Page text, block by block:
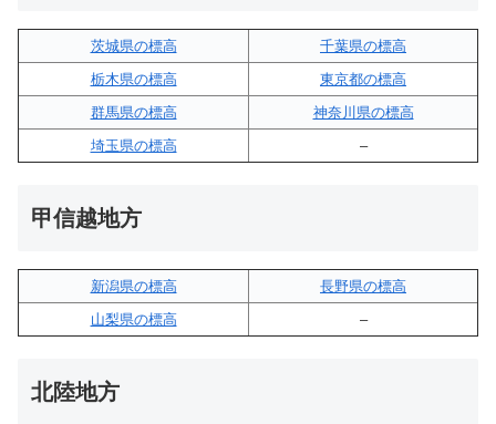
茨城県の標高
千葉県の標高
栃木県の標高
東京都の標高
群馬県の標高
神奈川県の標高
埼玉県の標高
–
甲信越地方
新潟県の標高
長野県の標高
山梨県の標高
–
北陸地方